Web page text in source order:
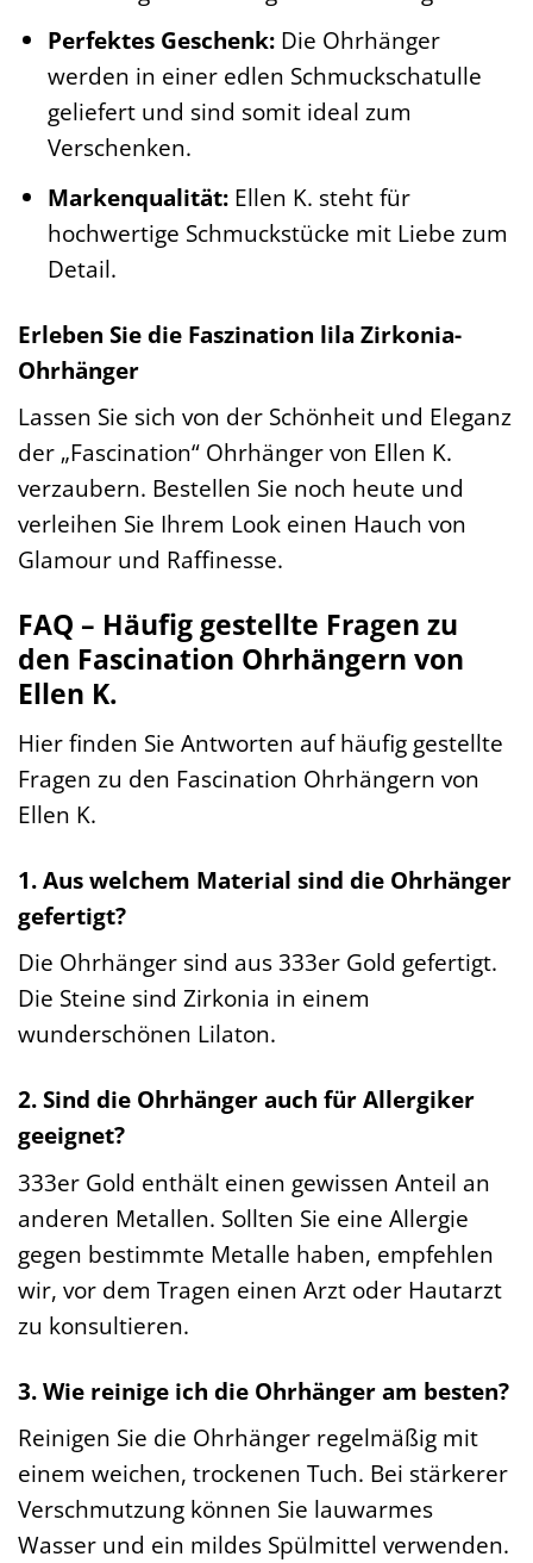
Perfektes Geschenk:Die Ohrhänger
werden in einer edlen Schmuckschatulle
geliefert und sind somit ideal zum
Verschenken.
Markenqualität:Ellen K. steht für
hochwertige Schmuckstücke mit Liebe zum
Detail.
Erleben Sie die Faszination lila Zirkonia-
Ohrhänger
Lassen Sie sich von der Schönheit und Eleganz
der „Fascination“ Ohrhänger von Ellen K.
verzaubern. Bestellen Sie noch heute und
verleihen Sie Ihrem Look einen Hauch von
Glamour und Raffinesse.
FAQ – Häufig gestellte Fragen zu
den Fascination Ohrhängern von
Ellen K.
Hier finden Sie Antworten auf häufig gestellte
Fragen zu den Fascination Ohrhängern von
Ellen K.
1. Aus welchem Material sind die Ohrhänger
gefertigt?
Die Ohrhänger sind aus 333er Gold gefertigt.
Die Steine sind Zirkonia in einem
wunderschönen Lilaton.
2. Sind die Ohrhänger auch für Allergiker
geeignet?
333er Gold enthält einen gewissen Anteil an
anderen Metallen. Sollten Sie eine Allergie
gegen bestimmte Metalle haben, empfehlen
wir, vor dem Tragen einen Arzt oder Hautarzt
zu konsultieren.
3. Wie reinige ich die Ohrhänger am besten?
Reinigen Sie die Ohrhänger regelmäßig mit
einem weichen, trockenen Tuch. Bei stärkerer
Verschmutzung können Sie lauwarmes
Wasser und ein mildes Spülmittel verwenden.